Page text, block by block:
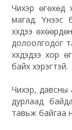
Чихэр өгөхөд
магад. Үүнээс
хүүхдээ
долоолгодог
хүүхдэдээ хор
байх хэрэгтэй.
Чихэр, давсны
дурлаад
тавьж байгаа